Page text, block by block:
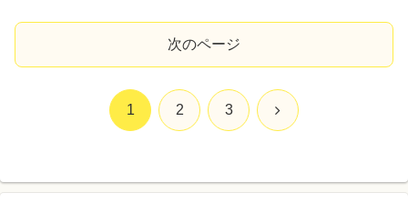
次のページ
1 2 3 次